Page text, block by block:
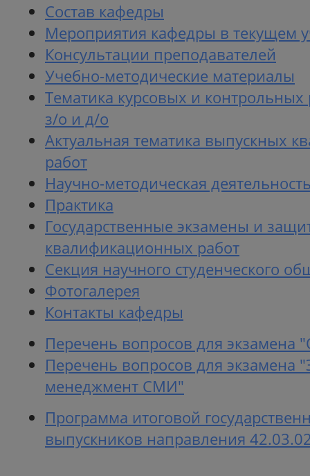
Состав кафедры
Мероприятия кафедры в текущем
Консультации преподавателей
Учебно-методические материалы
Тематика курсовых и контрольных
з/о и д/о
Актуальная тематика выпускных
работ
Научно-методическая
Практика
Государственные экзамены и
квалификационных работ
Секция научного студенческого
Фотогалерея
Контакты кафедры
Перечень вопросов для экзамена
Перечень вопросов для экзамена
менеджмент СМИ"
Программа итоговой
выпускников направления